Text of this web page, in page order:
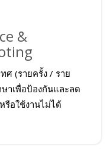
&
ศ (รายครั้ง / ราย
าเพื่อป้องกันและลด
รือใช้งานไม่ได้